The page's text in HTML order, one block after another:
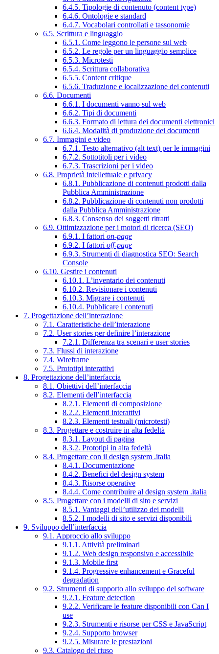
6.4.5. Tipologie di contenuto (content type)
6.4.6. Ontologie e standard
6.4.7. Vocabolari controllati e tassonomie
6.5. Scrittura e linguaggio
6.5.1. Come leggono le persone sul web
6.5.2. Le regole per un linguaggio semplice
6.5.3. Microtesti
6.5.4. Scrittura collaborativa
6.5.5. Content critique
6.5.6. Traduzione e localizzazione dei contenuti
6.6. Documenti
6.6.1. I documenti vanno sul web
6.6.2. Tipi di documenti
6.6.3. Formato di lettura dei documenti elettronici
6.6.4. Modalità di produzione dei documenti
6.7. Immagini e video
6.7.1. Testo alternativo (alt text) per le immagini
6.7.2. Sottotitoli per i video
6.7.3. Trascrizioni per i video
6.8. Proprietà intellettuale e privacy
6.8.1. Pubblicazione di contenuti prodotti dalla
Pubblica Amministrazione
6.8.2. Pubblicazione di contenuti non prodotti
dalla Pubblica Amministrazione
6.8.3. Consenso dei soggetti ritratti
6.9. Ottimizzazione per i motori di ricerca (SEO)
6.9.1. I fattori on-page
6.9.2. I fattori off-page
6.9.3. Strumenti di diagnostica SEO: Search
Console
6.10. Gestire i contenuti
6.10.1. L’inventario dei contenuti
6.10.2. Revisionare i contenuti
6.10.3. Migrare i contenuti
6.10.4. Pubblicare i contenuti
7. Progettazione dell’interazione
7.1. Caratteristiche dell’interazione
7.2. User stories per definire l’interazione
7.2.1. Differenza tra scenari e user stories
7.3. Flussi di interazione
7.4. Wireframe
7.5. Prototipi interattivi
8. Progettazione dell’interfaccia
8.1. Obiettivi dell’interfaccia
8.2. Elementi dell’interfaccia
8.2.1. Elementi di composizione
8.2.2. Elementi interattivi
8.2.3. Elementi testuali (microtesti)
8.3. Progettare e costruire in alta fedeltà
8.3.1. Layout di pagina
8.3.2. Prototipi in alta fedeltà
8.4. Progettare con il design system .italia
8.4.1. Documentazione
8.4.2. Benefici del design system
8.4.3. Risorse operative
8.4.4. Come contribuire al design system .italia
8.5. Progettare con i modelli di sito e servizi
8.5.1. Vantaggi dell’utilizzo dei modelli
8.5.2. I modelli di sito e servizi disponibili
9. Sviluppo dell’interfaccia
9.1. Approccio allo sviluppo
9.1.1. Attività preliminari
9.1.2. Web design responsivo e accessibile
9.1.3. Mobile first
9.1.4. Progressive enhancement e Graceful
degradation
9.2. Strumenti di supporto allo sviluppo del software
9.2.1. Feature detection
9.2.2. Verificare le feature disponibili con Can I
use
9.2.3. Strumenti e risorse per CSS e JavaScript
9.2.4. Supporto browser
9.2.5. Misurare le prestazioni
9.3. Catalogo del riuso